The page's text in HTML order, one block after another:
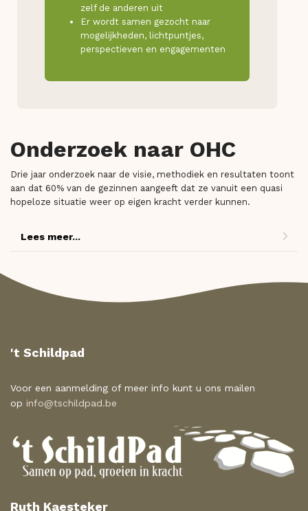
zelf de anderen uit
Er wordt samen gezocht naar
mogelijkheden, lichtpuntjes,
perspectieven en engagementen
Onderzoek naar OHC
Drie jaar onderzoek naar de visie, methodiek en resultaten toont
aan dat 60% van de gezinnen aangeeft dat ze vanuit een quasi
hopeloze situatie weer op eigen kracht verder kunnen.
Lees meer...
't Schildpad
Voor een aanmelding of meer info kunt u ons mailen
op info@tschildpad.be
Ruth Kaesteker